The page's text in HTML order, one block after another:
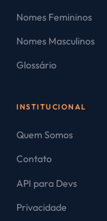
Nomes Femininos
Nomes Masculinos
Glossário
INSTITUCIONAL
Quem Somos
Contato
API para Devs
Privacidade